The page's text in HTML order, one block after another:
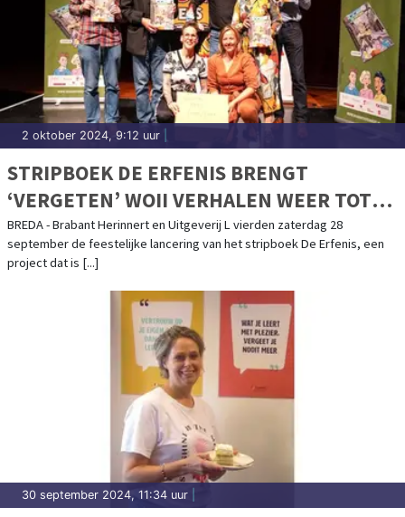
2 oktober 2024, 9:12 uur
STRIPBOEK DE ERFENIS BRENGT
‘VERGETEN’ WOII VERHALEN WEER TOT
LEVEN
BREDA - Brabant Herinnert en Uitgeverij L vierden zaterdag 28
september de feestelijke lancering van het stripboek De Erfenis, een
project dat is [...]
30 september 2024, 11:34 uur